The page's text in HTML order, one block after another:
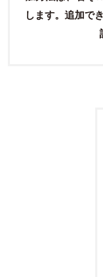
します。 追加で